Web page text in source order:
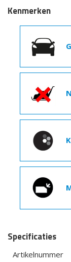
Kenmerken
Specificaties
Artikelnummer